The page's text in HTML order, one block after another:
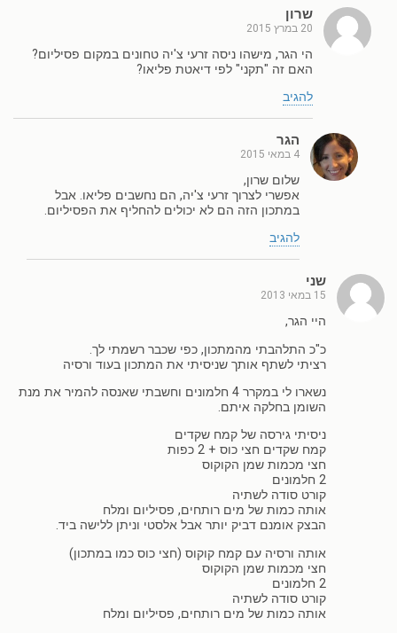
שרון
20 במרץ 2015
הי הגר, מישהו ניסה זרעי צ'יה טחונים במקום פסיליום?
האם זה "תקני" לפי דיאטת פליאו?
להגיב
הגר
4 במאי 2015
שלום שרון,
אפשרי לצרוך זרעי צ'יה, הם נחשבים פליאו. אבל
במתכון הזה הם לא יכולים להחליף את הפסיליום.
להגיב
שני
15 במאי 2013
היי הגר,
כ"כ התלהבתי מהמתכון, כפי שכבר רשמתי לך.
רציתי לשתף אותך שניסיתי את המתכון בעוד ורסיה
נשארו לי במקרר 4 חלמונים וחשבתי שאנסה להמיר את מנת
השומן בחלקה איתם.
ניסיתי גירסה של קמח שקדים
קמח שקדים חצי כוס + 2 כפות
חצי מכמות שמן הקוקוס
2 חלמונים
קורט סודה לשתיה
אותה כמות של מים רותחים, פסיליום ומלח
הבצק אומנם דביק יותר אבל אלסטי וניתן ללישה ביד.
אותה ורסיה עם קמח קוקוס (חצי כוס כמו במתכון)
חצי מכמות שמן הקוקוס
2 חלמונים
קורט סודה לשתיה
אותה כמות של מים רותחים, פסיליום ומלח